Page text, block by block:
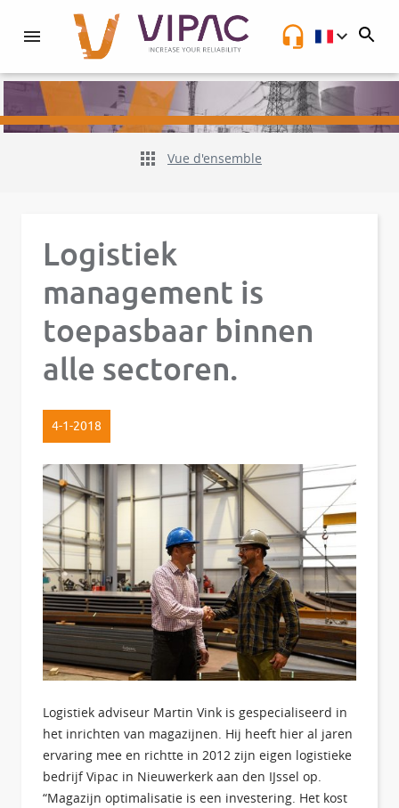
NL
Vue d'ensemble
Logistiek
management is
toepasbaar binnen
alle sectoren.
4-1-2018
Logistiek adviseur Martin Vink is gespecialiseerd in
het inrichten van magazijnen. Hij heeft hier al jaren
ervaring mee en richtte in 2012 zijn eigen logistieke
bedrijf Vipac in Nieuwerkerk aan den IJssel op.
“Magazijn optimalisatie is een investering. Het kost